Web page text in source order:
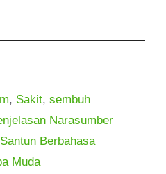
, Sakit,sembuh
Narasumber
Berbahasa
Muda